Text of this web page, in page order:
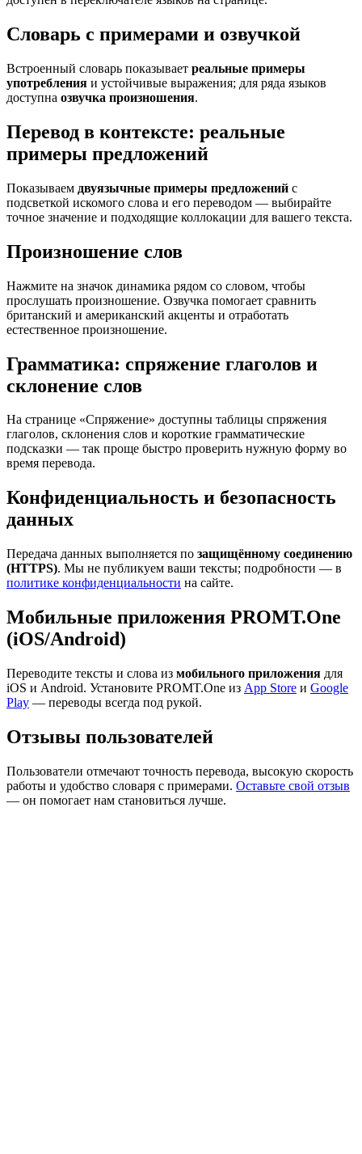
Словарь с примерами и озвучкой
Встроенный словарь показывает реальные примеры
употребления и устойчивые выражения; для ряда языков
доступна озвучка произношения.
Перевод в контексте: реальные
примеры предложений
Показываем двуязычные примеры предложений с
подсветкой искомого слова и его переводом — выбирайте
точное значение и подходящие коллокации для вашего текста.
Произношение слов
Нажмите на значок динамика рядом со словом, чтобы
прослушать произношение. Озвучка помогает сравнить
британский и американский акценты и отработать
естественное произношение.
Грамматика: спряжение глаголов и
склонение слов
На странице «Спряжение» доступны таблицы спряжения
глаголов, склонения слов и короткие грамматические
подсказки — так проще быстро проверить нужную форму во
время перевода.
Конфиденциальность и безопасность
данных
Передача данных выполняется по защищённому соединению
(HTTPS). Мы не публикуем ваши тексты; подробности — в
политике конфиденциальности на сайте.
Мобильные приложения PROMT.One
(iOS/Android)
Переводите тексты и слова из мобильного приложения для
iOS и Android. Установите PROMT.One из App Store и Google
Play — переводы всегда под рукой.
Отзывы пользователей
Пользователи отмечают точность перевода, высокую скорость
работы и удобство словаря с примерами. Оставьте свой отзыв
— он помогает нам становиться лучше.